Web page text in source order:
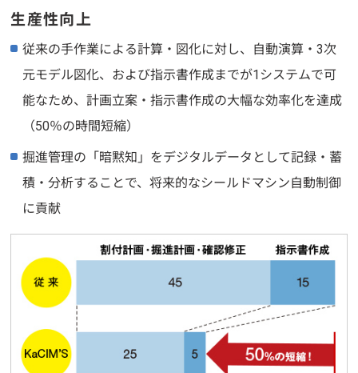
生産性向上
従来の手作業による計算・図化に対し、自動演算・3次
元モデル図化、および指示書作成までが1システムで可
能なため、計画立案・指示書作成の大幅な効率化を達成
（50％の時間短縮）
掘進管理の「暗黙知」をデジタルデータとして記録・蓄
積・分析することで、将来的なシールドマシン自動制御
に貢献